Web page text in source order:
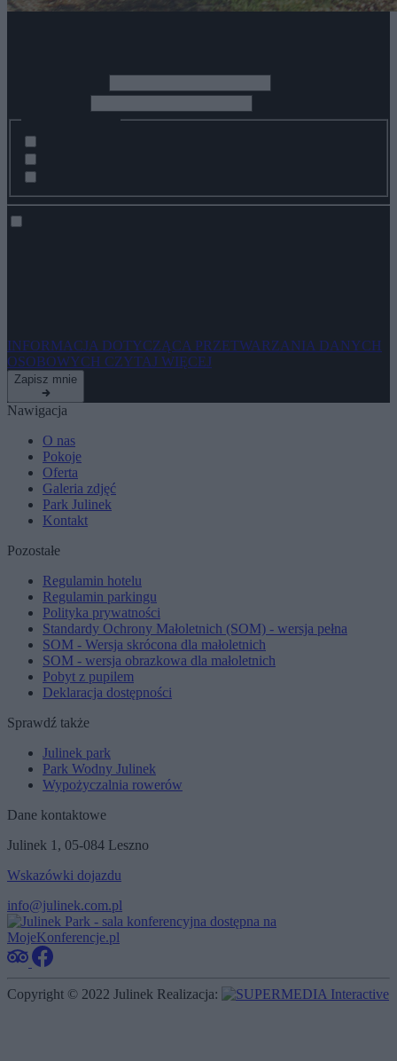
INFORMACJA DOTYCZĄCA PRZETWARZANIA DANYCH
OSOBOWYCH CZYTAJ WIĘCEJ
Zapisz mnie
Nawigacja
O nas
Pokoje
Oferta
Galeria zdjęć
Park Julinek
Kontakt
Pozostałe
Regulamin hotelu
Regulamin parkingu
Polityka prywatności
Standardy Ochrony Małoletnich (SOM) - wersja pełna
SOM - Wersja skrócona dla małoletnich
SOM - wersja obrazkowa dla małoletnich
Pobyt z pupilem
Deklaracja dostępności
Sprawdź także
Julinek park
Park Wodny Julinek
Wypożyczalnia rowerów
Dane kontaktowe
Julinek 1, 05-084 Leszno
Wskazówki dojazdu
info@julinek.com.pl
Copyright © 2022 Julinek Realizacja: